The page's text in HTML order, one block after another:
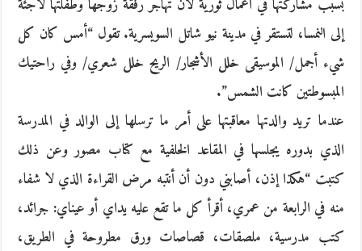
إلى النمسا، لتستقر في مدينة نيو شاتل السويسرية. تقول “أمس كان كل
شيء أجمل/ الموسيقى خلل الأشجار/ الريح خلل شعري/ وفي راحتيك
المبسوطتين كانت الشمس”.
عندما تريد والدتها معاقبتها على أمر ما ترسلها إلى الوالد في المدرسة
الذي بدوره يجلسها في المقاعد الخلفية مع كتاب مصور وعن ذلك
كتبت “هكذا إذن، أصابني دون أن أنتبه مرض القراءة الذي لا شفاء
منه في الرابعة من عمري، أقرأ كل ما تقع عليه يداي أو عيناي: جرائد،
كتب مدرسية، ملصقات، قصاصات ورق مطروحة في الطريق،